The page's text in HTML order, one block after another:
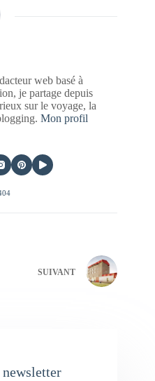
web basé à
je partage depuis
sur le voyage, la
Mon profil
SUIVANT